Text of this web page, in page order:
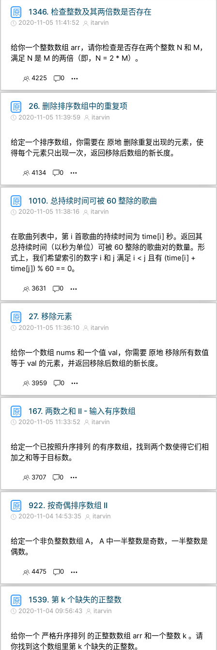
原 1346. 检查整数及其两倍数是否存在
2020-11-05 11:41:52 itarvin
给你一个整数数组 arr，请你检查是否存在两个整数 N 和 M，
满足 N 是 M 的两倍（即，N = 2 * M）。
4225 0
原 26. 删除排序数组中的重复项
2020-11-05 11:39:59 itarvin
给定一个排序数组，你需要在 原地 删除重复出现的元素，使
得每个元素只出现一次，返回移除后数组的新长度。
4134 0
原 1010. 总持续时间可被 60 整除的歌曲
2020-11-05 11:38:16 itarvin
在歌曲列表中，第 i 首歌曲的持续时间为 time[i] 秒。返回其
总持续时间（以秒为单位）可被 60 整除的歌曲对的数量。形
式上，我们希望索引的数字 i 和 j 满足 i < j 且有 (time[i] +
time[j]) % 60 == 0。
3631 0
原 27. 移除元素
2020-11-05 11:36:10 itarvin
给你一个数组 nums 和一个值 val，你需要 原地 移除所有数值
等于 val 的元素，并返回移除后数组的新长度。
3959 0
原 167. 两数之和 II - 输入有序数组
2020-11-05 11:33:52 itarvin
给定一个已按照升序排列 的有序数组，找到两个数使得它们相
加之和等于目标数。
3707 0
原 922. 按奇偶排序数组 II
2020-11-04 14:53:35 itarvin
给定一个非负整数数组 A， A 中一半整数是奇数，一半整数是
偶数。
4475 0
原 1539. 第 k 个缺失的正整数
2020-11-04 09:56:43 itarvin
给你一个 严格升序排列 的正整数数组 arr 和一个整数 k 。请
你找到这个数组里第 k 个缺失的正整数。